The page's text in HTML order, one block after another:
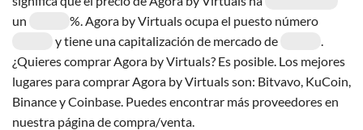
un
%. Agora by Virtuals ocupa el puesto número
y tiene una capitalización de mercado de
.
¿Quieres comprar Agora by Virtuals? Es posible. Los mejores
lugares para comprar Agora by Virtuals son: Bitvavo, KuCoin,
Binance y Coinbase. Puedes encontrar más proveedores en
nuestra página de compra/venta.